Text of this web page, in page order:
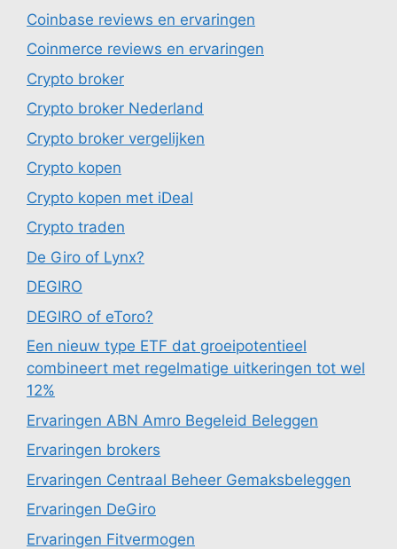
Coinbase reviews en ervaringen
Coinmerce reviews en ervaringen
Crypto broker
Crypto broker Nederland
Crypto broker vergelijken
Crypto kopen
Crypto kopen met iDeal
Crypto traden
De Giro of Lynx?
DEGIRO
DEGIRO of eToro?
Een nieuw type ETF dat groeipotentieel
combineert met regelmatige uitkeringen tot wel
12%
Ervaringen ABN Amro Begeleid Beleggen
Ervaringen brokers
Ervaringen Centraal Beheer Gemaksbeleggen
Ervaringen DeGiro
Ervaringen Fitvermogen